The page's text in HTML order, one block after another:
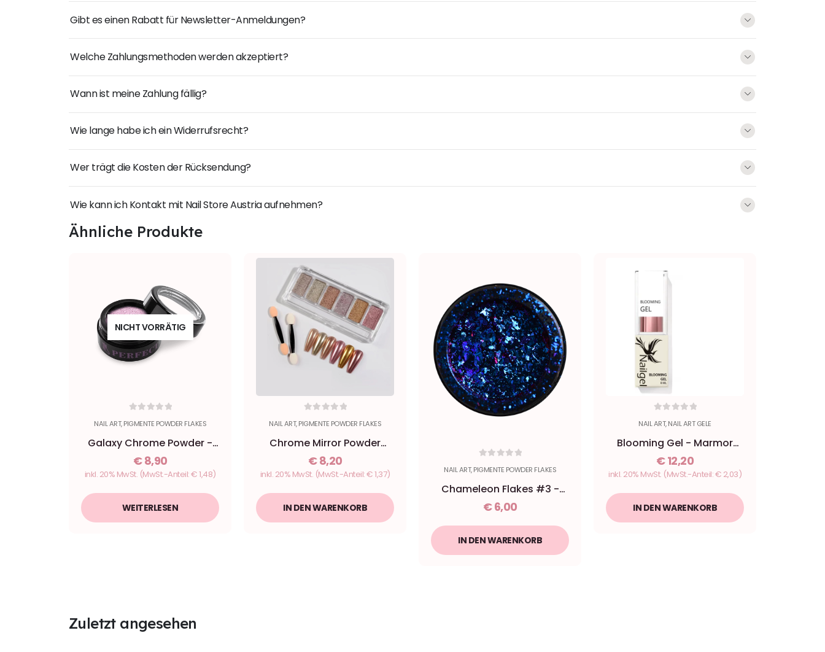
Gibt es einen Rabatt für Newsletter-Anmeldungen?
Welche Zahlungsmethoden werden akzeptiert?
Wann ist meine Zahlung fällig?
Wie lange habe ich ein Widerrufsrecht?
Wer trägt die Kosten der Rücksendung?
Wie kann ich Kontakt mit Nail Store Austria aufnehmen?
Ähnliche Produkte
NICHT VORRÄTIG
NAIL ART,PIGMENTE POWDER FLAKES
Galaxy Chrome Powder -
Purple #1
€8,90
inkl. 20% MwSt. (MwSt.-Anteil:€1,48)
WEITERLESEN
NAIL ART,PIGMENTE POWDER FLAKES
Chrome Mirror Powder
Palette - Kiwi Nails
€8,20
inkl. 20% MwSt. (MwSt.-Anteil:€1,37)
IN DEN WARENKORB
NAIL ART,PIGMENTE POWDER FLAKES
Chameleon Flakes #3 -
Atlantic
€6,00
IN DEN WARENKORB
NAIL ART,NAIL ART GELE
Blooming Gel - Marmor
Aquarell Gel 8ml - Nailgel
€12,20
inkl. 20% MwSt. (MwSt.-Anteil:€ 2,03)
IN DEN WARENKORB
Zuletzt angesehen